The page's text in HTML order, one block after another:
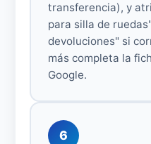
transferencia), y
para silla de
devoluciones" si
más completa la
Google.
6